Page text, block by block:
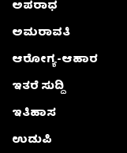
ಅಪರಾಧ
ಅಮರಾವತಿ
ಆರೋಗ್ಯ-ಆಹಾರ
ಇತರೆ ಸುದ್ದಿ
ಇತಿಹಾಸ
ಉಡುಪಿ